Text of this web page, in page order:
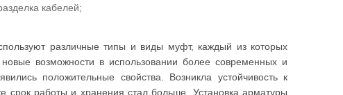
кабелей;
различные типы и виды муфт, каждый из которых
возможности в использовании более современных и
положительные свойства. Возникла устойчивость к
срок работы и хранения стал больше. Установка арматуры